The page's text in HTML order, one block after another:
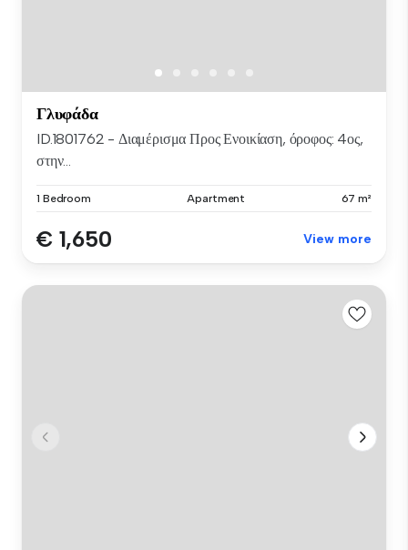
Γλυφάδα
ID.1801762 - Διαμέρισμα Προς Ενοικίαση, όροφος: 4ος,
στην...
1 Bedroom Apartment 67 m²
€ 1,650 View more